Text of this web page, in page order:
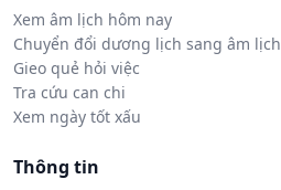
Xem âm lịch hôm nay
Chuyển đổi dương lịch sang âm lịch
Gieo quẻ hỏi việc
Tra cứu can chi
Xem ngày tốt xấu
Thông tin